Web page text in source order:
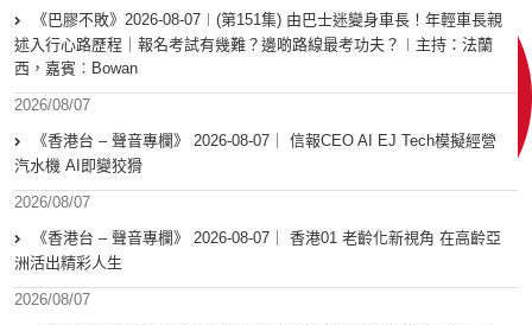
《巴膠不敗》2026-08-07︱(第151集) 由巴士迷變身車長！年輕車長親
述入行心路歷程｜報名考試有幾難？邊啲路線最考功夫？︱主持：法蘭
西，嘉賓︰Bowan
2026/08/07
《香港台 – 聲音專欄》 2026-08-07｜ 信報CEO AI EJ Tech模擬經營
汽水機 AI即變狡猾
2026/08/07
《香港台 – 聲音專欄》 2026-08-07｜ 香港01 老齡化新視角 在高齡亞
洲活出精彩人生
2026/08/07